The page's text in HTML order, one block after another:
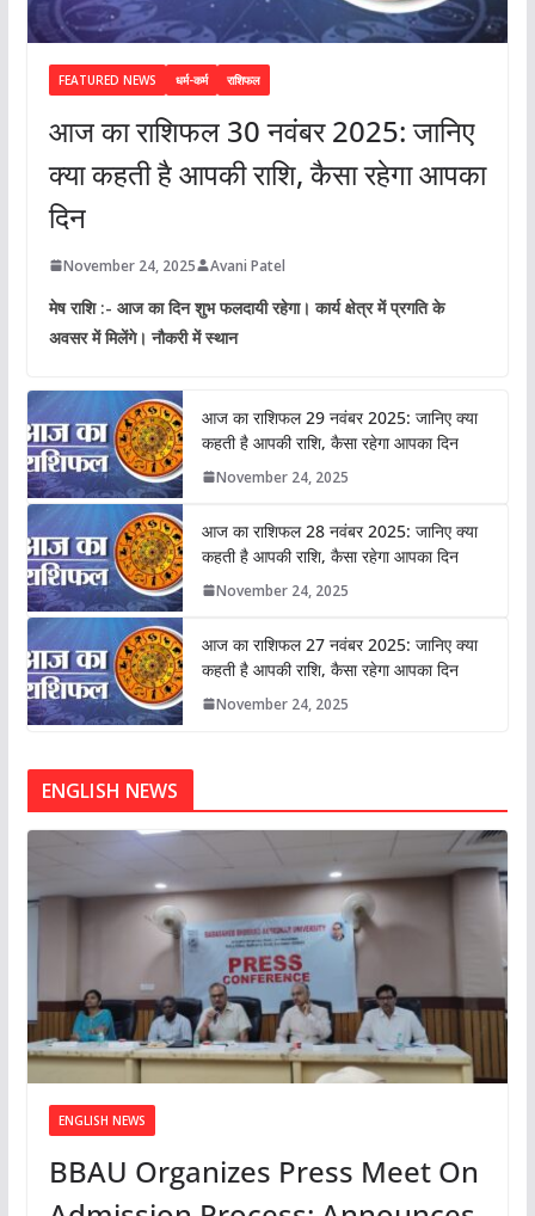
FEATURED NEWS धर्म-कर्म राशिफल
आज का राशिफल 30 नवंबर 2025: जानिए
क्या कहती है आपकी राशि, कैसा रहेगा आपका
दिन
November 24, 2025 Avani Patel
मेष राशि :- आज का दिन शुभ फलदायी रहेगा। कार्य क्षेत्र में प्रगति के
अवसर में मिलेंगे। नौकरी में स्थान
आज का राशिफल 29 नवंबर 2025: जानिए क्या
कहती है आपकी राशि, कैसा रहेगा आपका दिन
November 24, 2025
आज का राशिफल 28 नवंबर 2025: जानिए क्या
कहती है आपकी राशि, कैसा रहेगा आपका दिन
November 24, 2025
आज का राशिफल 27 नवंबर 2025: जानिए क्या
कहती है आपकी राशि, कैसा रहेगा आपका दिन
November 24, 2025
ENGLISH NEWS
ENGLISH NEWS
BBAU Organizes Press Meet On